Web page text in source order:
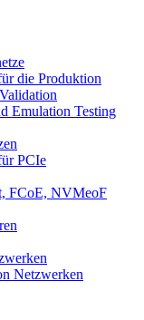
die Produktion
Emulation Testing
PCIe
FCoE, NVMeoF
Netzwerken